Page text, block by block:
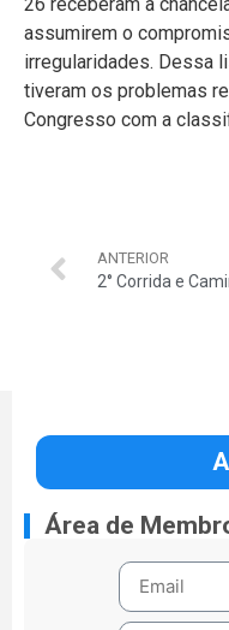
assumirem o
irregularidades. Dessa
tiveram os problemas
Congresso com a
ANTERIOR
Área de